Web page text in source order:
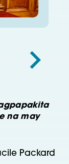
na may
Packard